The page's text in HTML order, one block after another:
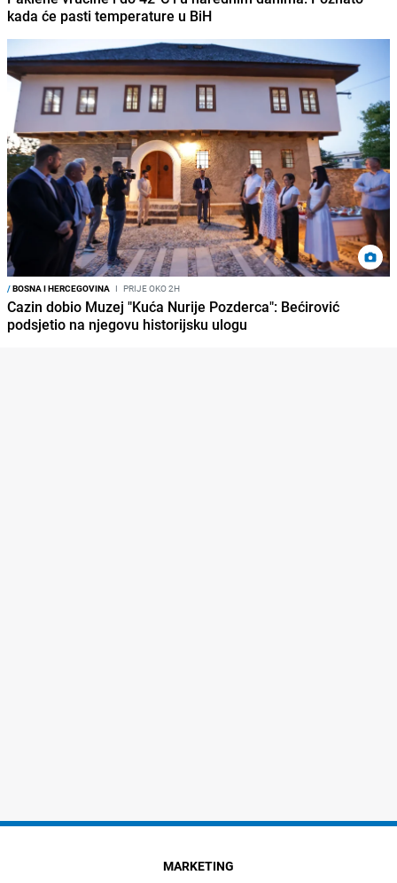
kada će pasti temperature u BiH
/BOSNA I HERCEGOVINA I PRIJE OKO 2H
Cazin dobio Muzej "Kuća Nurije Pozderca": Bećirović
podsjetio na njegovu historijsku ulogu
MARKETING